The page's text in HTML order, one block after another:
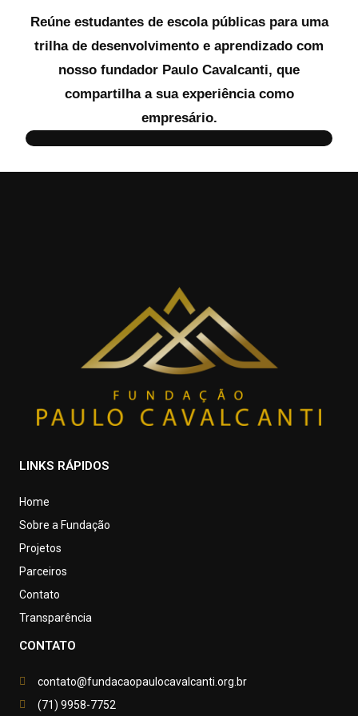
Reúne estudantes de escola públicas para uma
trilha de desenvolvimento e aprendizado com
nosso fundador Paulo Cavalcanti, que
compartilha a sua experiência como
empresário.
LINKS RÁPIDOS
Home
Sobre a Fundação
Projetos
Parceiros
Contato
Transparência
CONTATO
contato@fundacaopaulocavalcanti.org.br
(71) 9958-7752